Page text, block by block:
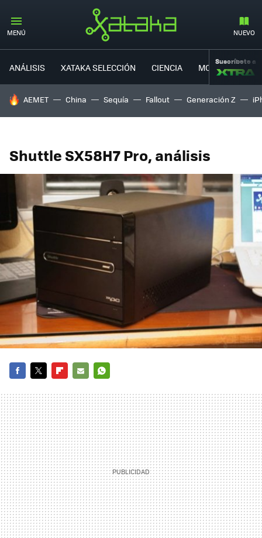
MENÚ NUEVO
ANÁLISIS XATAKA SELECCIÓN CIENCIA MOVILIDAD
Suscríbete a
HOY SE HABLA DE
AEMET China Sequía Fallout Generación Z
Shuttle SX58H7 Pro, análisis
MAIL